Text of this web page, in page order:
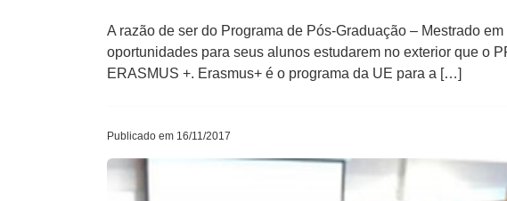
A razão de ser do Programa de Pós-Graduação – Mestrado
oportunidades para seus alunos estudarem no exterior que o
ERASMUS +. Erasmus+ é o programa da UE para a […]
Publicado em 16/11/2017